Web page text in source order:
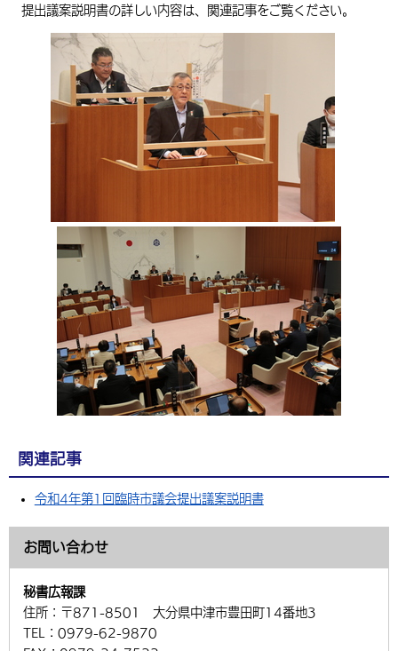
組織案内
環境・衛生 生涯学習・スポーツ・人権
外国人の方向け情報
都市整備
手当・助成 健康・医療
相談・支援・情報
観光なび スポットを探す
遊ぶ・体験する グルメ・食べる
買う・おみやげ 四季のイベント・祭り
移住・定住
市政情報
中津市について 市役所の紹介
地方創生・地域活性化 広報・広聴
提出議案説明書の詳しい内容は、関連記事をご覧ください。
関連記事
令和4年第1回臨時市議会提出議案説明書
お問い合わせ
秘書広報課
住所： 〒871-8501 大分県中津市豊田町14番地3
TEL： 0979-62-9870